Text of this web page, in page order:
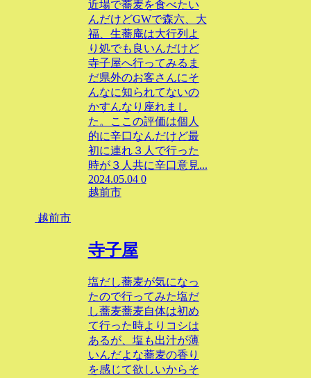
近場で蕎麦を食べたい
んだけどGWで森六、大
福、生蕎庵は大行列よ
り処でも良いんだけど
寺子屋へ行ってみるま
だ県外のお客さんにそ
んなに知られてないの
かすんなり座れまし
た。ここの評価は個人
的に辛口なんだけど最
初に連れ３人で行った
時が３人共に辛口意見...
2024.05.04 0
越前市
越前市
寺子屋
塩だし蕎麦が気になっ
たので行ってみた塩だ
し蕎麦蕎麦自体は初め
て行った時よりコシは
あるが、塩も出汁が薄
いんだよな蕎麦の香り
を感じて欲しいからそ